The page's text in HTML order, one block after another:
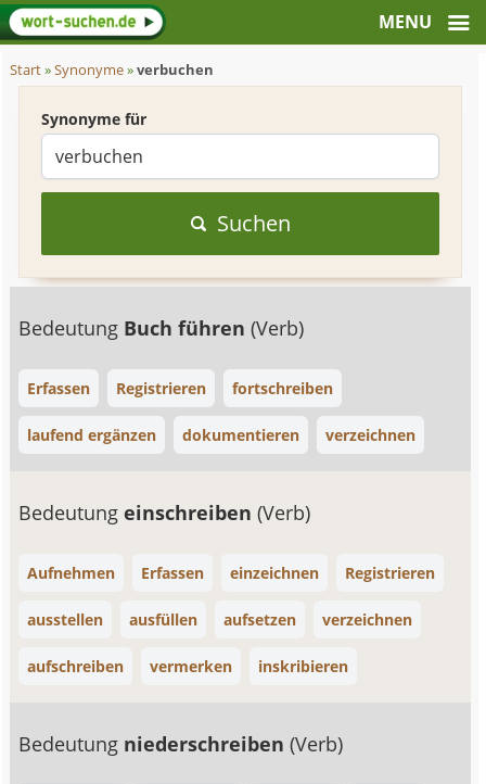
Start»Synonyme»verbuchen
Synonyme für
Suchen
Bedeutung Buch führen(Verb)
Erfassen Registrieren fortschreiben
laufend ergänzen dokumentieren verzeichnen
Bedeutungeinschreiben(Verb)
Aufnehmen Erfassen einzeichnen Registrieren
ausstellen ausfüllen aufsetzen verzeichnen
aufschreiben vermerken inskribieren
Bedeutung niederschreiben(Verb)